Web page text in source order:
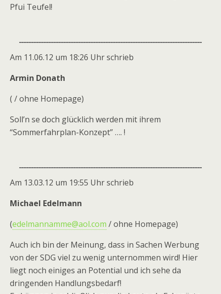
Pfui Teufel!
Am 11.06.12 um 18:26 Uhr schrieb
Armin Donath
( / ohne Homepage)
Soll’n se doch glücklich werden mit ihrem
“Sommerfahrplan-Konzept” …. !
Am 13.03.12 um 19:55 Uhr schrieb
Michael Edelmann
(edelmannamme@aol.com / ohne Homepage)
Auch ich bin der Meinung, dass in Sachen Werbung
von der SDG viel zu wenig unternommen wird! Hier
liegt noch einiges an Potential und ich sehe da
dringenden Handlungsbedarf!